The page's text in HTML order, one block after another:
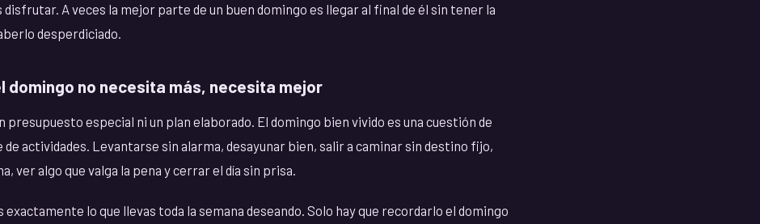
disfrutar. A veces la mejor parte de un buen domingo es llegar al final de él sin tener la
desperdiciado.
domingo no necesita más, necesita mejor
presupuesto especial ni un plan elaborado. El domingo bien vivido es una cuestión de
de actividades. Levantarse sin alarma, desayunar bien, salir a caminar sin destino fijo,
ver algo que valga la pena y cerrar el día sin prisa.
exactamente lo que llevas toda la semana deseando. Solo hay que recordarlo el domingo